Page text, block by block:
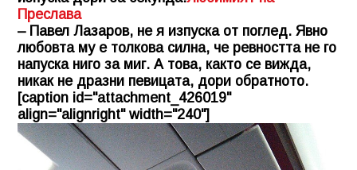
Преслава
– Павел Лазаров, не я изпуска от поглед. Явно
любовта му е толкова силна, че ревността не го
напуска ниго за миг. А това, както се вижда,
никак не дразни певицата, дори обратното.
[caption id="attachment_426019"
align="alignright" width="240"]